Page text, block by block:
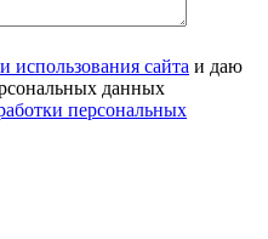
использования сайта и даю
данных
персональных